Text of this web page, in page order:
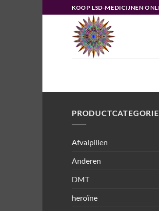
naar
KOOP LSD-MEDICIJNEN
PRODUCTCATEGORIE
Afvalpillen
Anderen
DMT
heroïne